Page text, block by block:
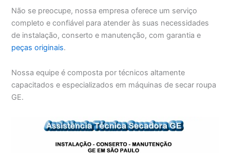
Não se preocupe, nossa empresa oferece um serviço
completo e confiável para atender às suas necessidades
de instalação, conserto e manutenção, com garantia e
peças originais.
Nossa equipe é composta por técnicos altamente
capacitados e especializados em máquinas de secar roupa
GE.